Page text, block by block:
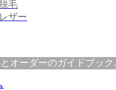
脱毛
レザー
オーダーのガイドブック.